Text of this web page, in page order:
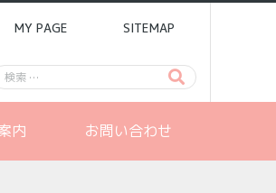
MY PAGE SITEMAP
内 お問い合わせ